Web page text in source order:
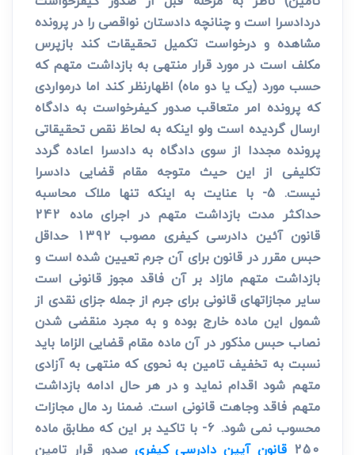
دردادسرا است و چنانچه دادستان نواقصی را در پرونده
مشاهده و درخواست تکمیل تحقیقات کند بازپرس
مکلف است در مورد قرار منتهی به بازداشت متهم که
حسب مورد (یک یا دو ماه) اظهارنظر کند اما درمواردی
که پرونده امر متعاقب صدور کیفرخواست به دادگاه
ارسال گردیده است ولو اینکه به لحاظ نقص تحقیقاتی
پرونده مجددا از سوی دادگاه به دادسرا اعاده گردد
تکلیفی از این حیث متوجه مقام قضایی دادسرا
نیست. 5- با عنایت به اینکه تنها ملاک محاسبه
حداکثر مدت بازداشت متهم در اجرای ماده 242
قانون آئین دادرسی کیفری مصوب 1392 حداقل
حبس مقرر در قانون برای آن جرم تعیین شده است و
بازداشت متهم مازاد بر آن فاقد مجوز قانونی است
سایر مجازاتهای قانونی برای جرم از جمله جزای نقدی از
شمول این ماده خارج بوده و به مجرد منقضی شدن
نصاب حبس مذکور در آن ماده مقام قضایی الزاما باید
نسبت به تخفیف تامین به نحوی که منتهی به آزادی
متهم شود اقدام نماید و در هر حال ادامه بازداشت
متهم فاقد وجاهت قانونی است. ضمنا رد مال مجازات
محسوب نمی شود. 6- با تاکید بر این که مطابق ماده
250 قانون آیین دادرسی کیفری صدور قرار تامین